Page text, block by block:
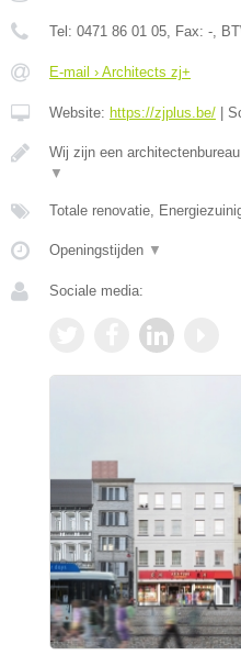
Tel: 0471 86 01 05 , Fax: - ,
E-mail › Architects zj+
Website: https://zjplus.be/
Wij zijn een
▼
Totale renovatie,
Openingstijden ▼
Sociale media: